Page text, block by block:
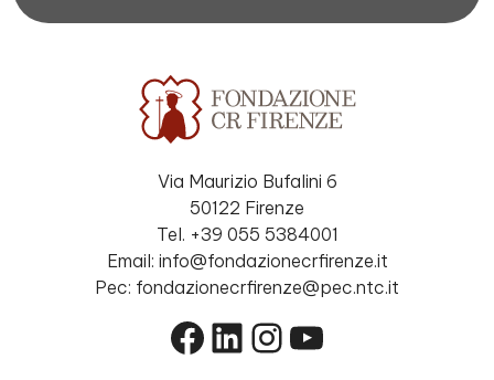
Via Maurizio Bufalini 6
50122 Firenze
Tel. +39 055 5384001
Email: info@fondazionecrfirenze.it
Pec: fondazionecrfirenze@pec.ntc.it
Facebook
LinkedIn
Instagram
YouTube